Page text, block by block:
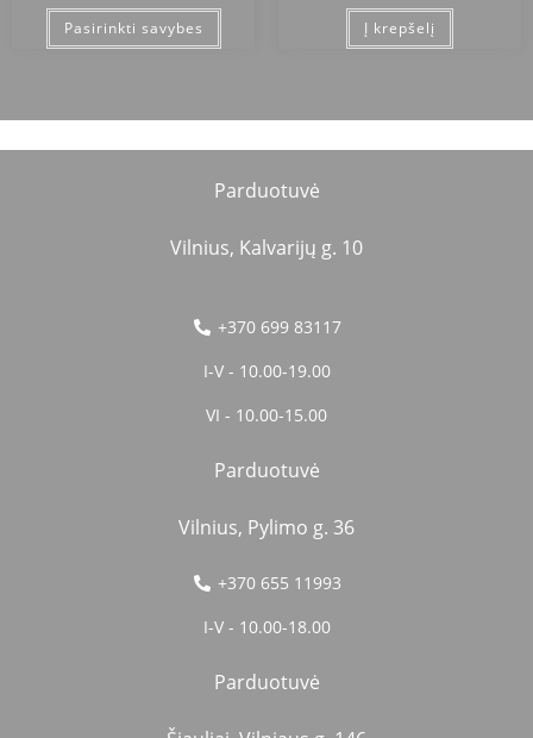
Pasirinkti savybes Į krepšelį
Parduotuvė
Vilnius, Kalvarijų g. 10
+370 699 83117
I-V - 10.00-19.00
VI - 10.00-15.00
Parduotuvė
Vilnius, Pylimo g. 36
+370 655 11993
I-V - 10.00-18.00
Parduotuvė